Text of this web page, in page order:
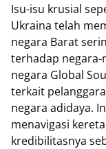
Isu-isu krusial
Ukraina telah
negara Barat
terhadap
negara Global
terkait
negara adidaya.
menavigasi
kredibilitasnya